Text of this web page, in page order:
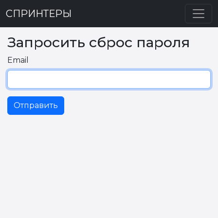
СПРИНТЕРЫ
Запросить сброс пароля
Email
Отправить